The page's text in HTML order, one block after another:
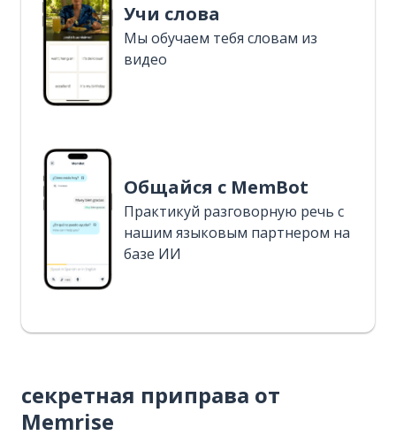
Учи слова
Мы обучаем тебя словам из
видео
Общайся с MemBot
Практикуй разговорную речь с
нашим языковым партнером на
базе ИИ
секретная приправа от
Memrise